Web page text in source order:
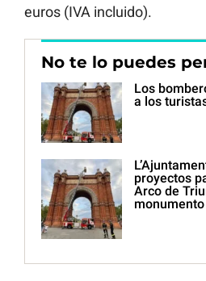
euros (IVA incluido).
No te lo puedes
Los
a los
proyectos
Arco de